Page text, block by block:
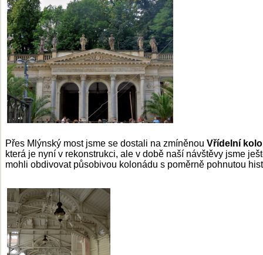
Přes Mlýnský most jsme se dostali na zmíněnou Vřídelní
která je nyní v rekonstrukci, ale v době naší návštěvy jsme
mohli obdivovat působivou kolonádu s poměrně pohnutou